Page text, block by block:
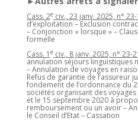
Cass. 2eciv., 23 janv. 2025, n°
d’exploitation – Exclusion
– Conjonction « lorsque » –
formelle
Cass. 1 eciv., 8 janv. 2025, n° 23-
annulation séjours linguistiques
– Annulation de voyages en
Refus de garantie de l’assureur
fondement de l’ordonnance du
sociétés organisant des
et le 15 septembre 2020 à
remboursement ou un avoir –
le Conseil d’Etat – Cassation